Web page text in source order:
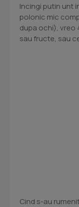
Incingi putin unt
polonic mic
dupa ochi), vreo
sau fructe, sau
Cind s-au